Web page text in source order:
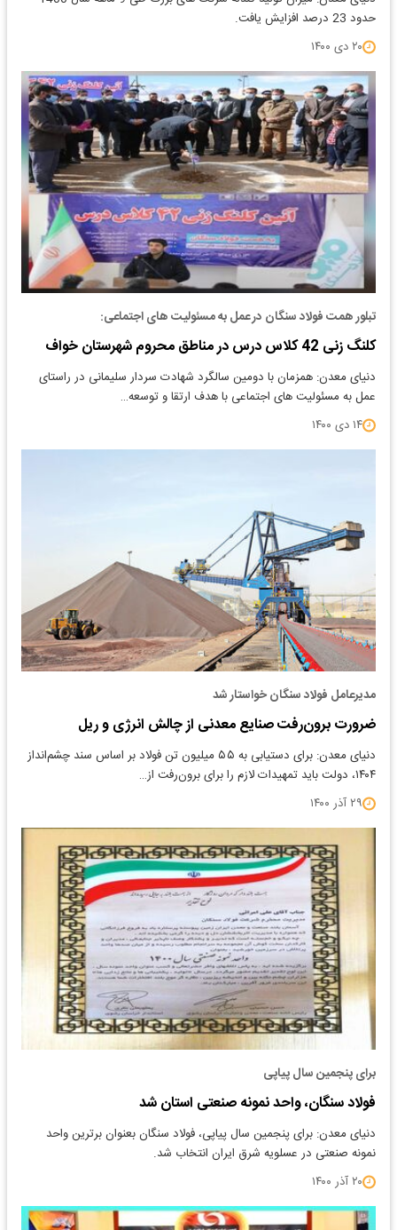
حدود 23 درصد افزایش یافت.
۲۰ دی ۱۴۰۰
تبلور همت فولاد سنگان در عمل به مسئولیت های اجتماعی:
کلنگ زنی 42 کلاس درس در مناطق محروم شهرستان خواف
دنیای معدن: همزمان با دومین سالگرد شهادت سردار سلیمانی در راستای
عمل به مسئولیت های اجتماعی با هدف ارتقا و توسعه…
۱۴ دی ۱۴۰۰
مدیرعامل فولاد سنگان خواستار شد
ضرورت برون‌رفت صنایع معدنی از چالش انرژی و ریل
دنیای معدن: برای دستیابی به ۵۵ میلیون تن فولاد بر اساس سند چشم‌انداز
۱۴۰۴، دولت باید تمهیدات لازم را برای برون‌رفت از…
۲۹ آذر ۱۴۰۰
برای پنجمین سال پیاپی
فولاد سنگان، واحد نمونه صنعتی استان شد
دنیای معدن: برای پنجمین سال پیاپی، فولاد سنگان بعنوان برترین واحد
نمونه صنعتی در عسلویه شرق ایران انتخاب شد.
۲۰ آذر ۱۴۰۰